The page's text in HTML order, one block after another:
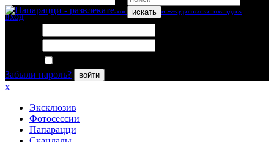
искать
вход
Забыли пароль?
войти
x
Эксклюзив
Фотосессии
Папарацци